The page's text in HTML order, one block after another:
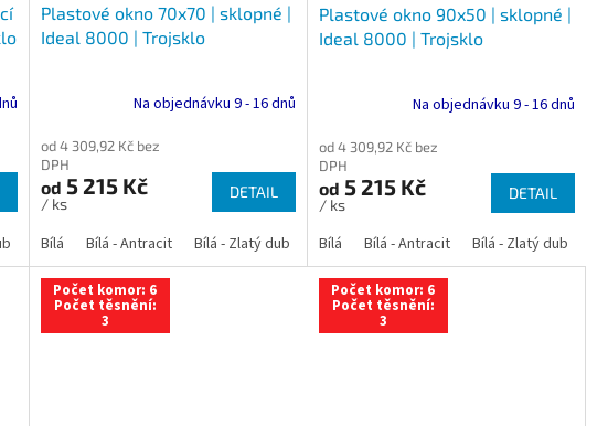
- Mahagon Antracit Zlatý dub Tmavý dub Ořech Mahagon
Bílá - Tmavý dub Bílá - Ořech Bílá - Mahagon Antracit Zlatý dub Tmavý dub
Plastové okno 70x70 | sklopné |
Ideal 8000 | Trojsklo
Na objednávku 9 - 16 dnů
od 4 309,92 Kč bez
DPH
od 5 215 Kč
/ ks
DETAIL
Bílá Bílá - Antracit Bílá - Zlatý dub Bílá - Tmavý dub Bílá - Ořech Bílá -
Plastové okno 90x50 | sklopné |
Ideal 8000 | Trojsklo
Na objednávku 9 - 16 dnů
od 4 309,92 Kč bez
DPH
od 5 215 Kč
/ ks
DETAIL
Bílá Bílá - Antracit Bílá - Zlatý dub
Počet komor: 6
Počet těsnění:
3
Počet komor: 6
Počet těsnění:
3